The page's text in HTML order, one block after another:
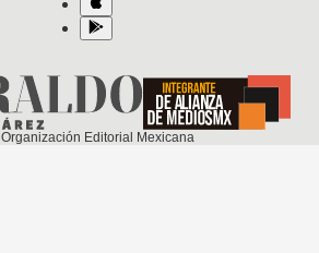
Organización Editorial Mexicana